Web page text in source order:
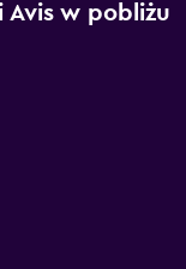
Avis w pobliżu